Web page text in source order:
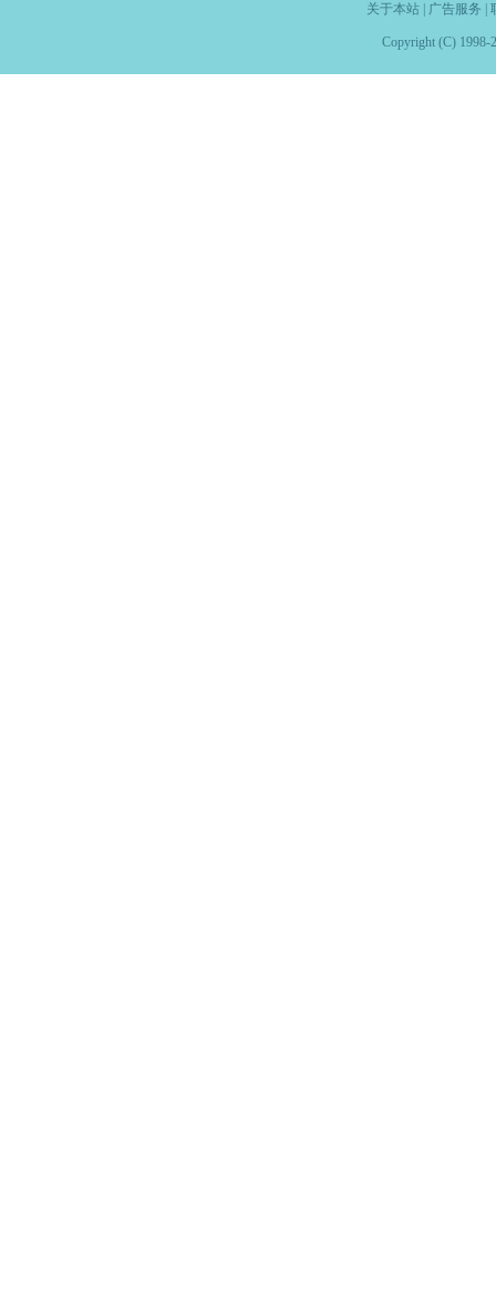
关于本站| 广告服务
Copyright (C) 1998-